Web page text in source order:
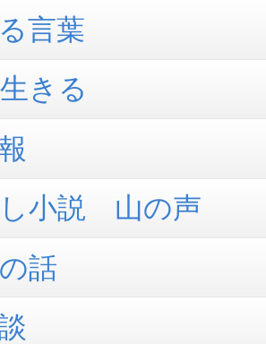
言葉
きる
小説 山の声
話